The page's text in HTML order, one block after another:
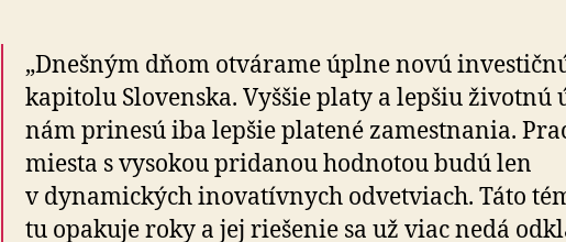
„Dnešným dňom otvárame úplne novú
kapitolu Slovenska. Vyššie platy a lepšiu životnú
nám prinesú iba lepšie platené zamestnania.
miesta s vysokou pridanou hodnotou budú len
v dynamických inovatívnych odvetviach. Táto
tu opakuje roky a jej riešenie sa už viac nedá